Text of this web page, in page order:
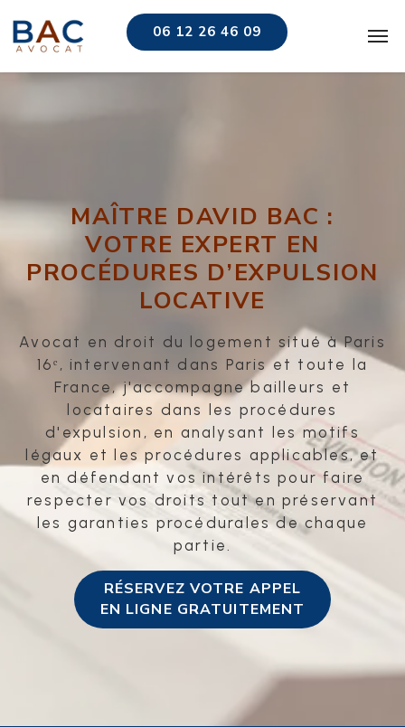
06 12 26 46 09
MAÎTRE DAVID BAC :
VOTRE EXPERT EN
PROCÉDURES D’EXPULSION
LOCATIVE
Avocat en droit du logement situé à Paris
16ᵉ, intervenant dans Paris et toute la
France, j'accompagne bailleurs et
locataires dans les procédures
d'expulsion, en analysant les motifs
légaux et les procédures applicables, et
en défendant vos intérêts pour faire
respecter vos droits tout en préservant
les garanties procédurales de chaque
partie.
RÉSERVEZ VOTRE APPEL
EN LIGNE GRATUITEMENT